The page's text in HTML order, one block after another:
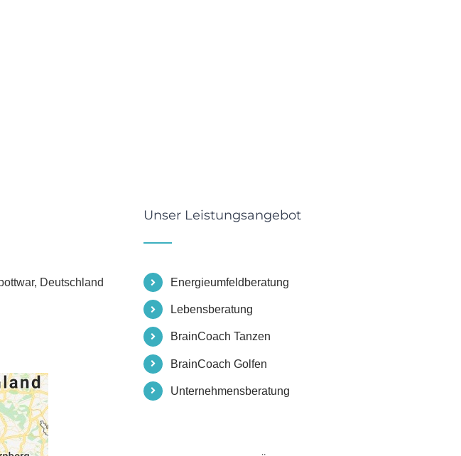
Deutschland
Unser Leistungsangebot
Energieumfeldberatung
Lebensberatung
BrainCoach Tanzen
BrainCoach Golfen
Unternehmensberatung